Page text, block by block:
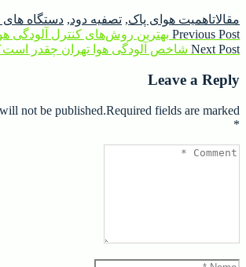
مقالاتاهمیت هوای پاک, تصفیه دود, دستگاه های
راهبری
نوشته
Previous Post
Previous
post:
بهترین روش‌های کنترل آلودگی
Next Post
Next
شاخص آلودگی هوا تهران چقدر
Leave a Reply
not be published.Required fields are marked
*
Comment